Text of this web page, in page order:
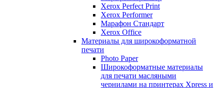
Xerox Perfect Print
Xerox Performer
Марафон Стандарт
Xerox Office
Материалы для широкоформатной
печати
Photo Paper
Широкоформатные материалы
для печати масляными
чернилами на принтерах Xpress и